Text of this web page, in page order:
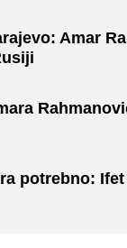
Amar
potrebno: